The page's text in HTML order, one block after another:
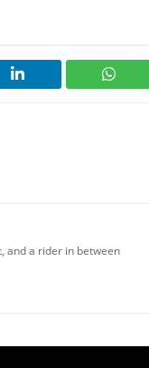
and a rider in between